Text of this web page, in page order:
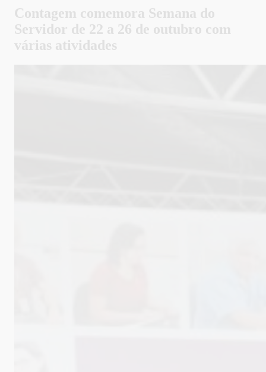
Contagem comemora Semana do
Servidor de 22 a 26 de outubro com
várias atividades